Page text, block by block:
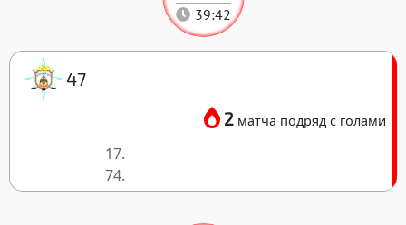
39:42
47
2 матча подряд с голами
17.
74.